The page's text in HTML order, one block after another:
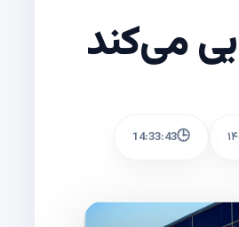
می‌کند
🕒
14:33:43